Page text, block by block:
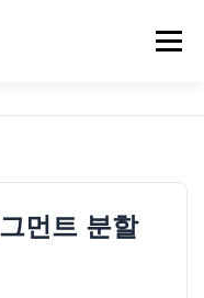
메뉴
먼트 분할